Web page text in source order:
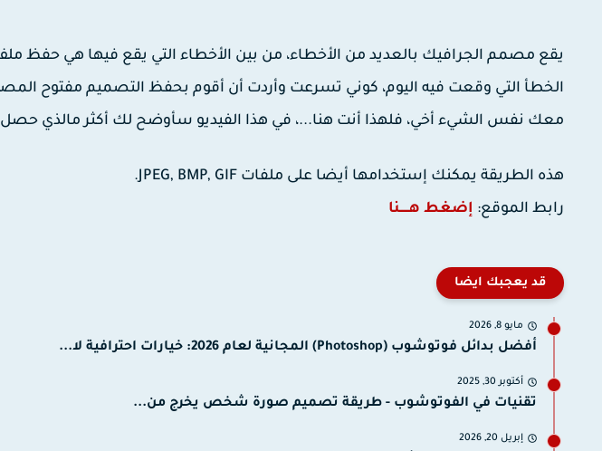
الخطأ التي وقعت فيه اليوم، كوني تسرعت وأردت أن أقوم بحفظ التصميم مفتوح
معك نفس الشيء أخي، فلهذا أنت هنا...، في هذا الفيديو سأوضح لك أكثر مالذي
هذه الطريقة يمكنك إستخدامها أيضا على ملفات JPEG, BMP, GIF.
رابط الموقع: إضغط هـــــنا
قد يعجبك ايضا
مايو 8, 2026
أفضل بدائل فوتوشوب (Photoshop) المجانية لعام 2026: خيارات احترافية لا...
أكتوبر 30, 2025
تقنيات في الفوتوشوب - طريقة تصميم صورة شخص يخرج من...
إبريل 20, 2026